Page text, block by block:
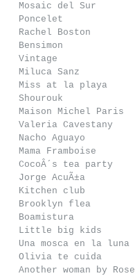
Mosaic del Sur
Poncelet
Rachel Boston
Bensimon
Vintage
Miluca Sanz
Miss at la playa
Shourouk
Maison Michel Paris
Valeria Cavestany
Nacho Aguayo
Mama Framboise
CocoÂ´s tea party
Jorge AcuÃ±a
Kitchen club
Brooklyn flea
Boamistura
Little big kids
Una mosca en la luna
Olivia te cuida
Another woman by Rose
Forte_Forte